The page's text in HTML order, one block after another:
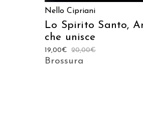
Nello Cipriani
Lo Spirito Santo,
che unisce
20,00€
19,00€
Brossura